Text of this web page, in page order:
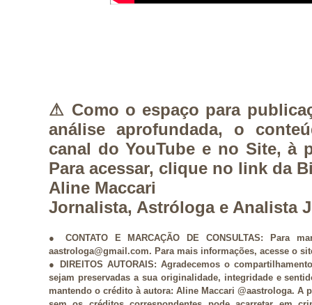
⚠︎ Como o espaço para
análise aprofundada, o
canal do YouTube e no Site, à
Para acessar, clique no link da
Aline Maccari
Jornalista, Astróloga e Analista
● CONTATO E MARCAÇÃO DE CONSULTAS: Para
aastrologa@gmail.com. Para mais informações, acesse o
● DIREITOS AUTORAIS: Agradecemos o
sejam preservadas a sua originalidade, integridade e
mantendo o crédito à autora: Aline Maccari @aastrologa.